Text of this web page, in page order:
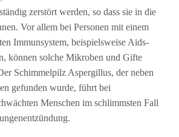
zerstört werden, so dass sie in die
Vor allem bei Personen mit einem
Immunsystem, beispielsweise Aids-
können solche Mikroben und Gifte
Schimmelpilz Aspergillus, der neben
gefunden wurde, führt bei
Menschen im schlimmsten Fall